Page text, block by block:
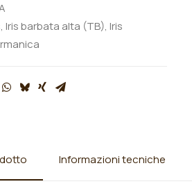
, Iris barbata alta (TB), Iris
Informazioni tecniche